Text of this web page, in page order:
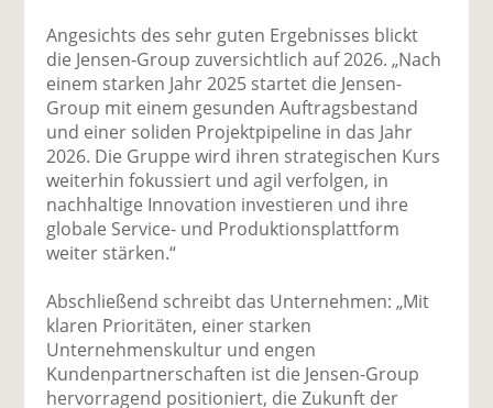
Angesichts des sehr guten Ergebnisses blickt
die Jensen-Group zuversichtlich auf 2026. „Nach
einem starken Jahr 2025 startet die Jensen-
Group mit einem gesunden Auftragsbestand
und einer soliden Projektpipeline in das Jahr
2026. Die Gruppe wird ihren strategischen Kurs
weiterhin fokussiert und agil verfolgen, in
nachhaltige Innovation investieren und ihre
globale Service- und Produktionsplattform
weiter stärken.“
Abschließend schreibt das Unternehmen: „Mit
klaren Prioritäten, einer starken
Unternehmenskultur und engen
Kundenpartnerschaften ist die Jensen-Group
hervorragend positioniert, die Zukunft der